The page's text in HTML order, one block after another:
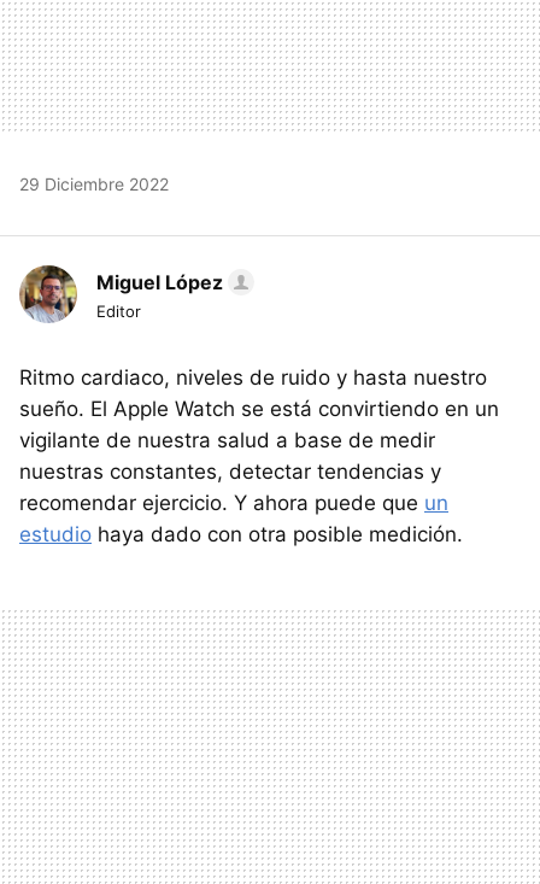
29 Diciembre 2022
Miguel López
Editor
Ritmo cardiaco, niveles de ruido y hasta nuestro
sueño. El Apple Watch se está convirtiendo en un
vigilante de nuestra salud a base de medir
nuestras constantes, detectar tendencias y
recomendar ejercicio. Y ahora puede que un
estudio haya dado con otra posible medición.